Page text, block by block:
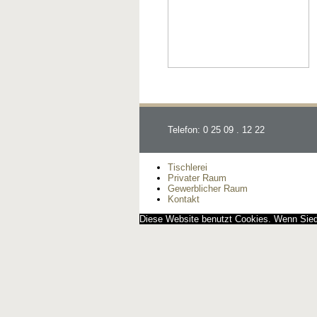
Telefon: 0 25 09 . 12 22
Tischlerei
Privater Raum
Gewerblicher Raum
Kontakt
Diese Website benutzt Cookies. Wenn